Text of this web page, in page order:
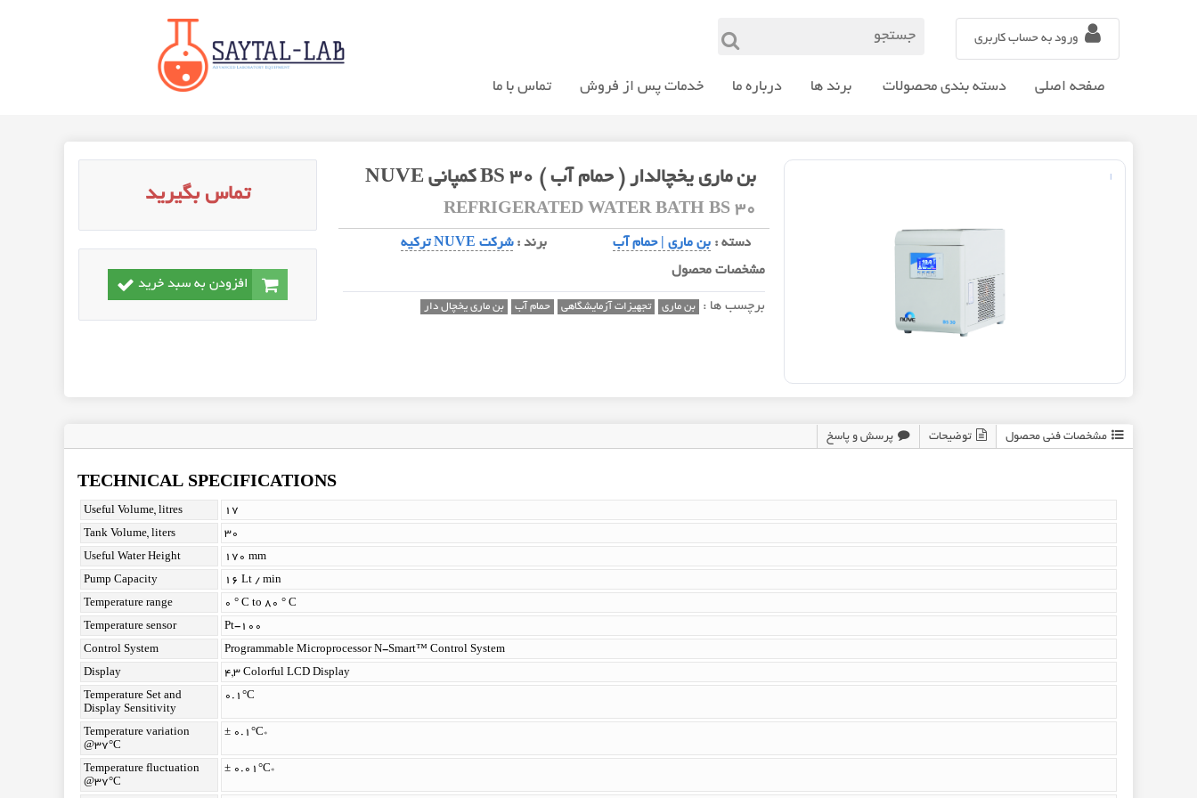
ورود به حساب کاربری
صفحه اصلی دسته بندی محصولات برند ها درباره ما خدمات پس از فروش تماس با ما
بن ماری يخچالدار ( حمام آب ) 30 BS کمپانی NUVE
REFRIGERATED WATER BATH BS 30
دسته : بن ماری | حمام آب برند :شرکت NUVE ترکیه
مشخصات محصول
برچسب ها : بن ماری تجهیزات آزمایشگاهی حمام آب بن ماری يخچال دار
تماس بگیرید
افزودن به سبد خرید
مشخصات فنی محصول
TECHNICAL SPECIFICATIONS
Useful Volume, litres 17
Tank Volume, liters 30
Useful Water Height 170 mm
Pump Capacity 16 Lt / min
Temperature range 0 ° C to 80 ° C
Temperature sensor Pt-100
Control System Programmable Microprocessor N-Smart™ Control System
Display 4,3 Colorful LCD Display
Temperature Set and
Display Sensitivity
0.1°C
Temperature variation
@37°C
± 0.1°C*
Temperature fluctuation
@37°C
± 0.01°C*
توضیحات پرسش و پاسخ